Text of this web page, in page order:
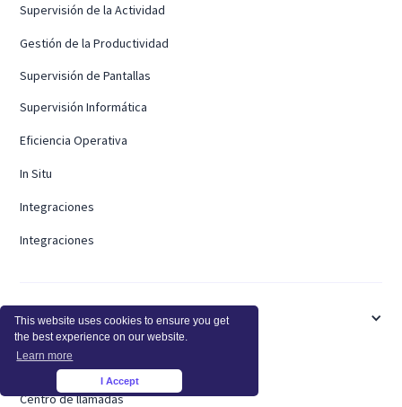
This website uses cookies to ensure you get
the best experience on our website.
Learn more
I Accept
Supervisión de la Actividad
Gestión de la Productividad
Supervisión de Pantallas
Supervisión Informática
Eficiencia Operativa
In Situ
Integraciones
Integraciones
INDUSTRIAS
Salud
Centro de llamadas